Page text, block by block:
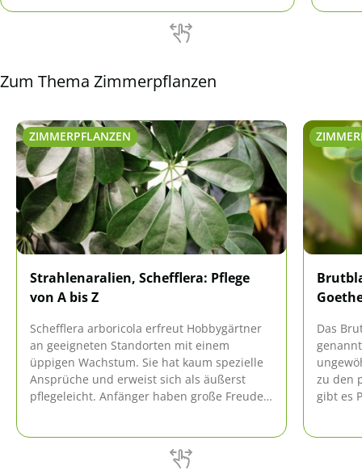
Zum Thema Zimmerpflanzen
ZIMMERPFLANZEN
Strahlenaralien, Schefflera: Pflege
von A bis Z
Schefflera arboricola erfreut Hobbygärtner
an geeigneten Standorten mit einem
üppigen Wachstum. Sie hat kaum spezielle
Ansprüche und erweist sich als äußerst
pflegeleicht. Anfänger haben große Freude
Das
zu den
gibt es